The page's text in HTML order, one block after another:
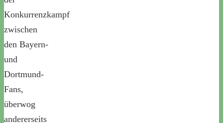
Konkurrenzkampf
zwischen
den Bayern-
und
Dortmund-
Fans,
überwog
andererseits